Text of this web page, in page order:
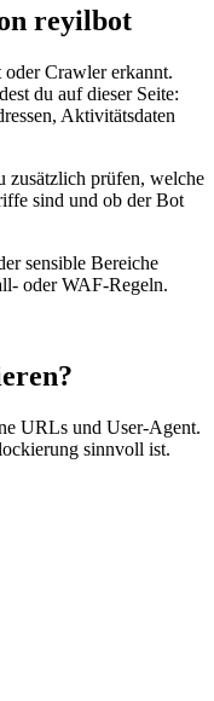
reyilbot
Crawler erkannt.
du auf dieser Seite:
Aktivitätsdaten
zusätzlich prüfen, welche
sind und ob der Bot
sensible Bereiche
oder WAF-Regeln.
URLs und User-Agent.
sinnvoll ist.